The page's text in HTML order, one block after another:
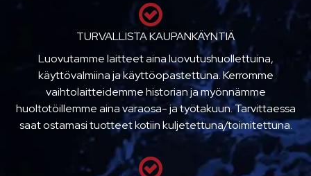
TURVALLISTA KAUPANKÄYNTIÄ
Luovutamme laitteet aina luovutushuollettuina,
käyttövalmiina ja käyttöopastettuna. Kerromme
vaihtolaitteidemme historian ja myönnämme
huoltotöillemme aina varaosa- ja työtakuun. Tarvittaessa
saat ostamasi tuotteet kotiin kuljetettuna/toimitettuna.